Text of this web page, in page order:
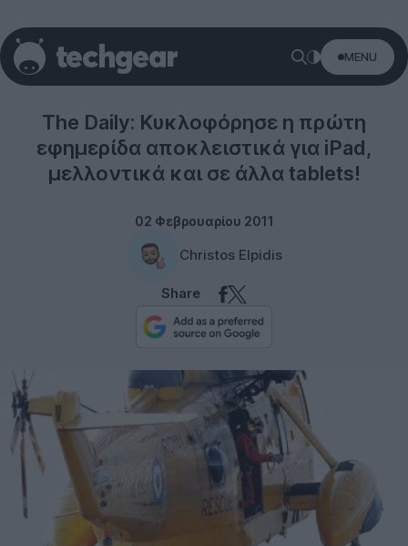
MENU
The Daily: Κυκλοφόρησε η πρώτη
εφημερίδα αποκλειστικά για iPad,
μελλοντικά και σε άλλα tablets!
02 Φεβρουαρίου 2011
Christos Elpidis
Share